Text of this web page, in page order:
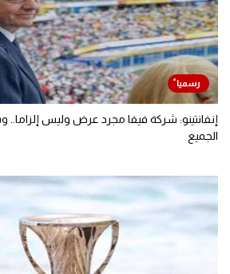
إنفانتينو: شركة فيفا مجرد عرض وليس إلزاما..
الجميع